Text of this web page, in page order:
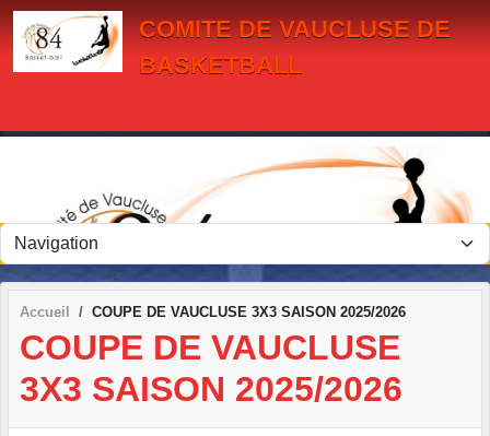
COMITE DE VAUCLUSE DE
BASKETBALL
Accueil COUPE DE VAUCLUSE 3X3 SAISON 2025/2026
COUPE DE VAUCLUSE
3X3 SAISON 2025/2026
Panneau de gestion des cookies